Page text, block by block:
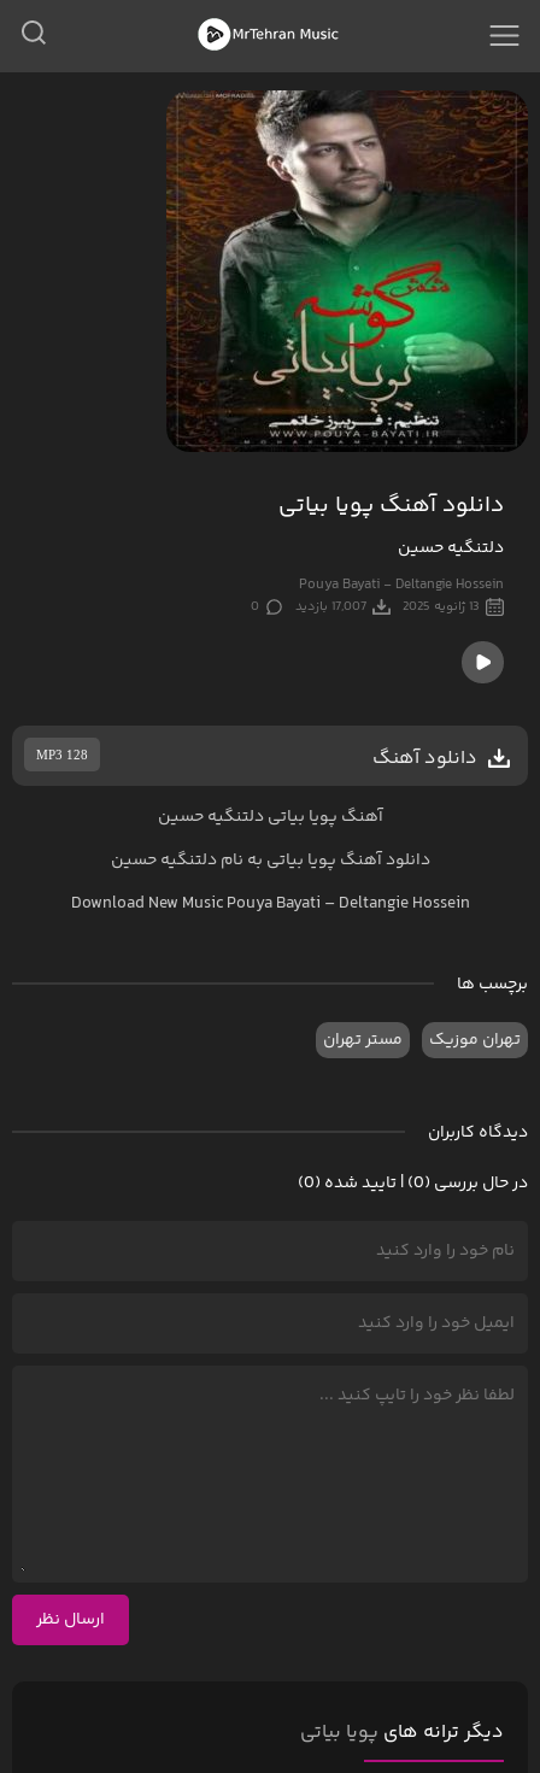
دانلود آهنگ پویا بیاتی
دلتنگیه حسین
Pouya Bayati - Deltangie Hossein
13 ژانویه 2025 17,007 بازدید 0
دانلود آهنگ MP3 128
آهنگ پویا بیاتی دلتنگیه حسین
دانلود آهنگ پویا بیاتی به نامدلتنگیه حسین
Download New MusicPouya Bayati – Deltangie Hossein
برچسب ها
تهران موزیک مستر تهران
دیدگاه کاربران
در حال بررسی (0) | تایید شده (0)
ارسال نظر
دیگر ترانه های پویا بیاتی